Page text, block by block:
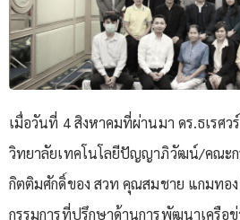
เมื่อวันที่ 4 สิงหาคมที่ผ่านมา ดร.ธเรศ
วิทยาลัยเทคโนโลยีปัญญาภิวัฒน์/คณะก
กิตติมศักดิ์ของ สวท คุณสมชาย แกมทอ
กรรมการที่ปรึกษาด้านการพัฒนาเครือข่